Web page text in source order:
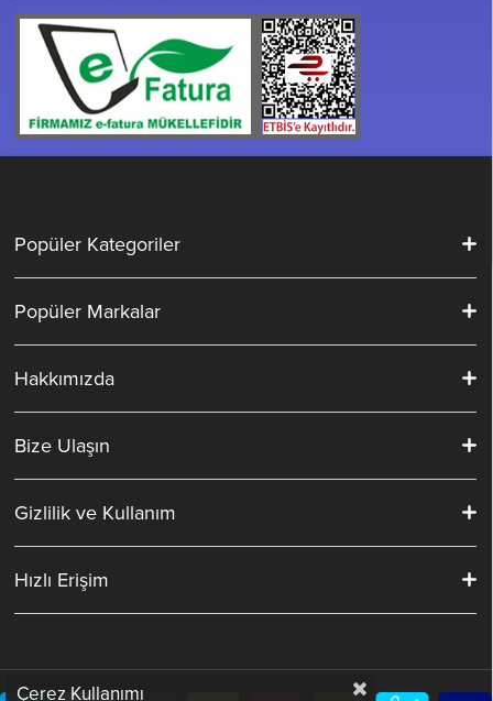
Popüler Kategoriler
Popüler Markalar
Hakkımızda
Bize Ulaşın
Gizlilik ve Kullanım
Hızlı Erişim
Çerez Kullanımı